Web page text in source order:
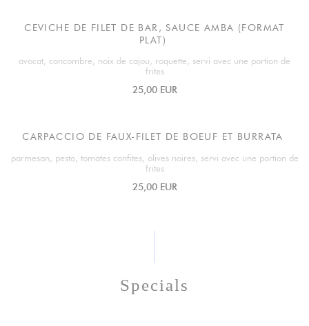
CEVICHE DE FILET DE BAR, SAUCE AMBA (FORMAT
PLAT)
avocat, concombre, noix de cajou, roquette, servi avec une portion de
frites
25,00 EUR
CARPACCIO DE FAUX-FILET DE BOEUF ET BURRATA
parmesan, pesto, tomates confites, olives noires, servi avec une portion de
frites
25,00 EUR
Specials